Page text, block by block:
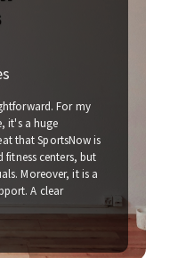
For my
a huge
SportsNow is
centers, but
Moreover, it is a
A clear